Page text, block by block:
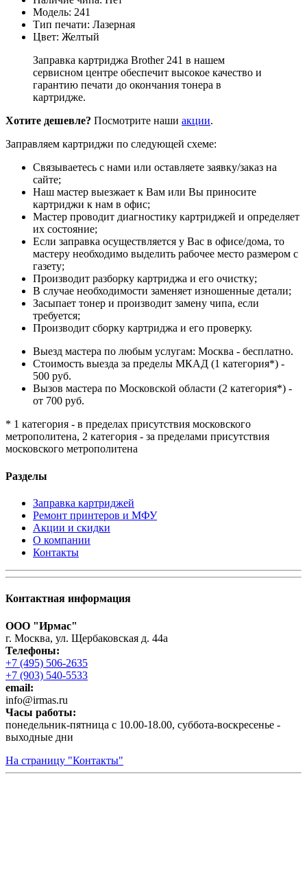
Модель: 241
Тип печати: Лазерная
Цвет: Желтый
Заправка картриджа Brother 241 в нашем
сервисном центре обеспечит высокое качество и
гарантию печати до окончания тонера в
картридже.
Хотите дешевле? Посмотрите наши акции.
Заправляем картриджи по следующей схеме:
Связываетесь с нами или оставляете заявку/заказ на
сайте;
Наш мастер выезжает к Вам или Вы приносите
картриджи к нам в офис;
Мастер проводит диагностику картриджей и определяет
их состояние;
Если заправка осуществляется у Вас в офисе/дома, то
мастеру необходимо выделить рабочее место размером с
газету;
Производит разборку картриджа и его очистку;
В случае необходимости заменяет изношенные детали;
Засыпает тонер и производит замену чипа, если
требуется;
Производит сборку картриджа и его проверку.
Выезд мастера по любым услугам: Москва - бесплатно.
Стоимость выезда за пределы МКАД (1 категория*) -
500 руб.
Вызов мастера по Московской области (2 категория*) -
от 700 руб.
* 1 категория - в пределах присутствия московского
метрополитена, 2 категория - за пределами присутствия
московского метрополитена
Разделы
Заправка картриджей
Ремонт принтеров и МФУ
Акции и скидки
О компании
Контакты
Контактная информация
ООО "Ирмас"
г. Москва, ул. Щербаковская д. 44а
Телефоны:
+7 (495) 506-2635
+7 (903) 540-5533
email:
infо@irmas.ru
Часы работы:
понедельник-пятница с 10.00-18.00, суббота-воскресенье -
выходные дни
На страницу "Контакты"